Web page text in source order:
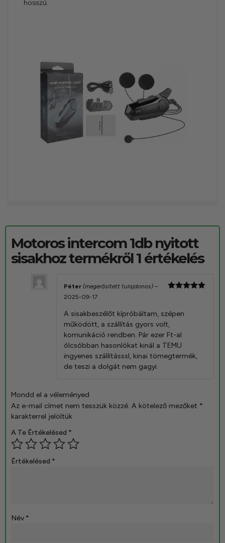
hosszú.
Motoros intercom 1db nyitott
sisakhoztermékről 1 értékelés
Péter (megerősített tulajdonos) –
2025-09-17
A sisakbeszélőt kípróbáltam, szépen
működött, a szállítás gyors volt,
komunikáció rendben. Pár ezer Ft-al
ólcsóbban hasonlókat kinál a TEMU
ingyenes szállításssl, kinai tömegtermék,
de teszi a dolgát nem gagyi.
Mondd el a véleményed
Az e-mail címet nem tesszük közzé. A kötelező mezőket *
karakterrel jelöltük
A Te Értékelésed *
Értékelésed *
Név *